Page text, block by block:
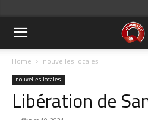
Home nouvelles locales
nouvelles locales
Libération de